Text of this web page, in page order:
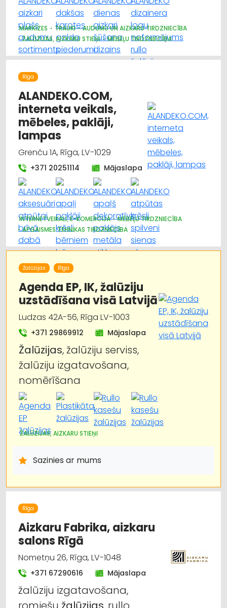
MARKĪZES TRAUKI
AUDUMU UN AIZKARU TIRDZNIECĪBA
ŽALŪZIJAS, AIZKARU STIEŅI
MĒBEĻU TIRDZNIECĪBA
DIZAINS UN INTERJERS; PRIEKŠMETI UN PAKALPOJUMI
APGAISMES TEHNIKAS TIRDZNIECĪBA
SUVENĪRI, DĀVANAS
Rīga
ALANDEKO.COM,
interneta veikals,
mēbeles, paklāji,
lampas
Grenču 1A, Rīga, LV-1029
+371 20251114 Mājaslapa
INTERNETVEIKALI, E-KOMERCIJA
MĒBEĻU TIRDZNIECĪBA
APGAISMES TEHNIKAS TIRDZNIECĪBA
PAKLĀJI, PAKLĀJU SERVISS
DIZAINS UN INTERJERS; PRIEKŠMETI UN PAKALPOJUMI
TRAUKI
TEKSTILIZSTRĀDĀJUMU TIRDZNIECĪBA
GULTAS VEĻA UN PIEDERUMI
SUVENĪRI, DĀVANAS
Žalūzijas Rīga
Agenda EP, IK, žalūziju
uzstādīšana visā Latvijā
Ludzas 42A-56, Rīga LV-1003
+371 29869912 Mājaslapa
Žalūzijas, žalūziju serviss,
žalūziju izgatavošana,
nomērīšana
ŽALŪZIJAS, AIZKARU STIEŅI
Sazinies ar mums
Rīga
Aizkaru Fabrika, aizkaru
salons Rīgā
Nometņu 26, Rīga, LV-1048
+371 67290616 Mājaslapa
žalūziju izgatavošana,